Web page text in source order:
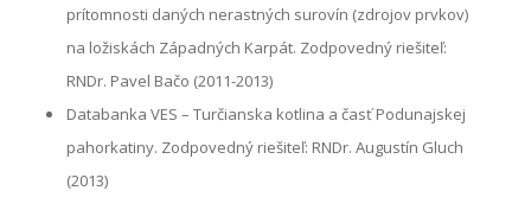
prítomnosti daných nerastných surovín (zdrojov prvkov)
na ložiskách Západných Karpát. Zodpovedný riešiteľ:
RNDr. Pavel Bačo (2011-2013)
Databanka VES – Turčianska kotlina a časť Podunajskej
pahorkatiny. Zodpovedný riešiteľ: RNDr. Augustín Gluch
(2013)